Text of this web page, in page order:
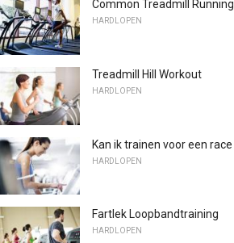
Common Treadmill
HARDLOPEN
Treadmill Hill Workout
HARDLOPEN
Kan ik trainen voor een
HARDLOPEN
Fartlek Loopbandtraining
HARDLOPEN